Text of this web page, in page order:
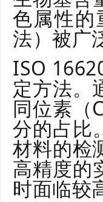
色属性的
法）被广
ISO
定方法。
同位素（
分的占比
材料的检
高精度的
时面临较